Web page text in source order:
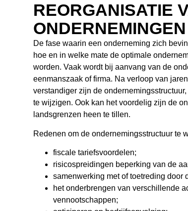
REORGANISATIE
ONDERNEMINGEN
De fase waarin een onderneming zich
hoe en in welke mate de optimale
worden. Vaak wordt bij aanvang van de
eenmanszaak of firma. Na verloop van
verstandiger zijn de
te wijzigen. Ook kan het voordelig zijn de
landsgrenzen heen te tillen.
Redenen om de ondernemingsstructuur te
fiscale tariefsvoordelen;
risicospreidingen beperking van de
samenwerking met of toetreding door
het onderbrengen van verschillende
vennootschappen;